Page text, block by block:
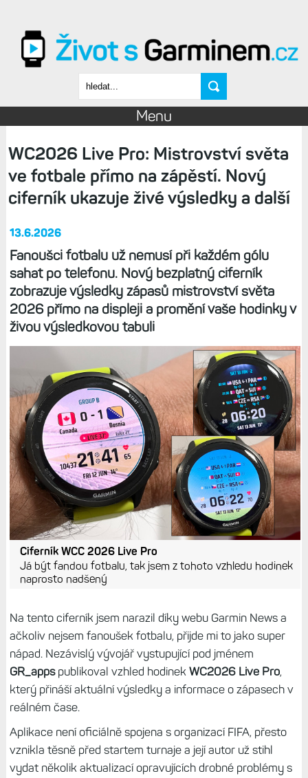
Vyhledávání
Menu
WC2026 Live Pro: Mistrovství světa
ve fotbale přímo na zápěstí. Nový
ciferník ukazuje živé výsledky a další
13.6.2026
Fanoušci fotbalu už nemusí při každém gólu
sahat po telefonu. Nový bezplatný ciferník
zobrazuje výsledky zápasů mistrovství světa
2026 přímo na displeji a promění vaše hodinky v
živou výsledkovou tabuli
Ciferník WCC 2026 Live Pro
Já být fandou fotbalu, tak jsem z tohoto vzhledu hodinek
naprosto nadšený
Na tento ciferník jsem narazil díky webu Garmin News a
ačkoliv nejsem fanoušek fotbalu, přijde mi to jako super
nápad. Nezávislý vývojář vystupující pod jménem
GR_appspublikoval vzhled hodinek WC2026 Live Pro,
který přináší aktuální výsledky a informace o zápasech v
reálném čase.
Aplikace není oficiálně spojena s organizací FIFA, přesto
vznikla těsně před startem turnaje a její autor už stihl
vydat několik aktualizací opravujících drobné problémy s